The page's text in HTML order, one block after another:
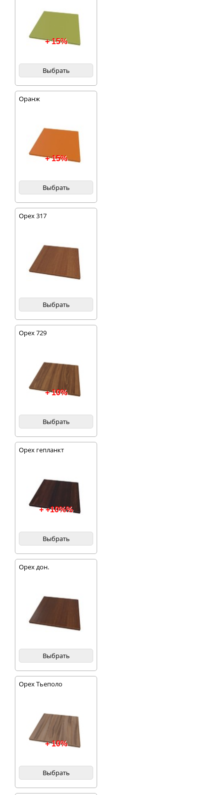
+ 15%
Выбрать
Оранж
+ 15%
Выбрать
Орех 317
Выбрать
Орех 729
+ 10%
Выбрать
Орех гепланкт
+ +10%%
Выбрать
Орех дон.
Выбрать
Орех Тьеполо
+ 10%
Выбрать